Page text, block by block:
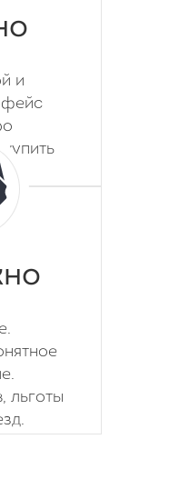
и
льготы